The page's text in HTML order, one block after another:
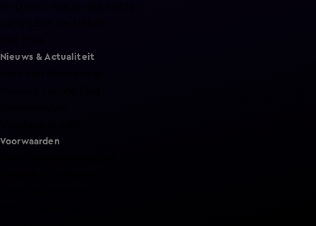
Nieuws & Actualiteit
Voorwaarden